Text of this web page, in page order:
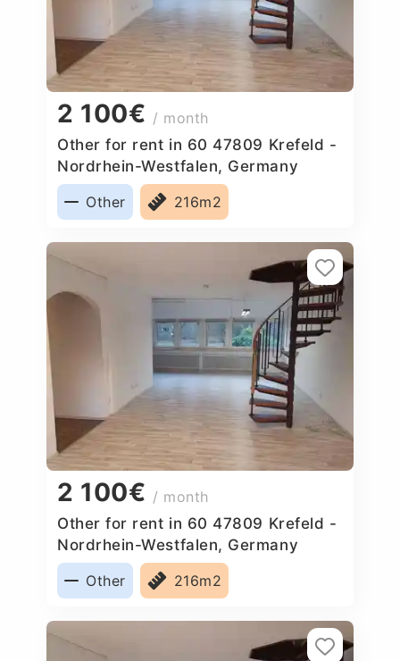
2 100€ / month
Other for rent in 60 47809 Krefeld -
Nordrhein-Westfalen, Germany
Other
216m2
2 100€ / month
Other for rent in 60 47809 Krefeld -
Nordrhein-Westfalen, Germany
Other
216m2